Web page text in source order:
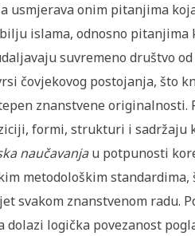
usmjerava onim pitanjima
islama, odnosno pitanjima
suvremeno društvo
čovjekovog postojanja, što
znanstvene originalnosti.
formi, strukturi i sadržaju
naučavanjau potpunosti
metodološkim standardima,
svakom znanstvenom radu.
dolazi logička povezanost